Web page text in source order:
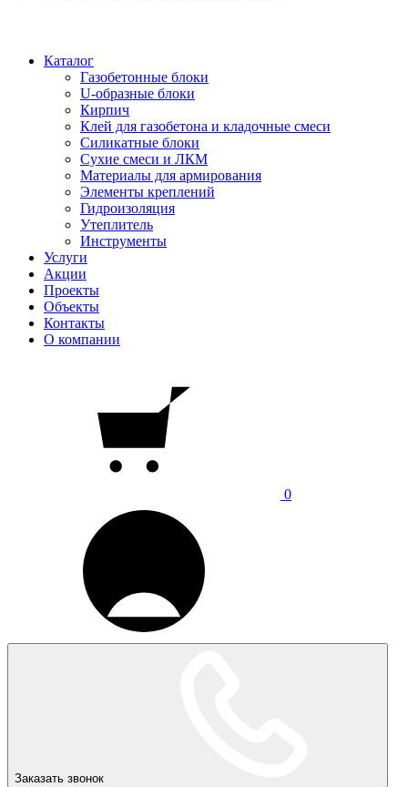
Каталог
Газобетонные блоки
U-образные блоки
Кирпич
Клей для газобетона и кладочные смеси
Силикатные блоки
Сухие смеси и ЛКМ
Материалы для армирования
Элементы креплений
Гидроизоляция
Утеплитель
Инструменты
Услуги
Акции
Проекты
Объекты
Контакты
О компании
0
Заказать звонок